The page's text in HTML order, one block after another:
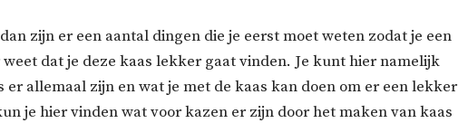
zijn er een aantal dingen die je eerst moet weten zodat je een
dat je deze kaas lekker gaat vinden. Je kunt hier namelijk
er allemaal zijn en wat je met de kaas kan doen om er een lekker
je hier vinden wat voor kazen er zijn door het maken van kaas